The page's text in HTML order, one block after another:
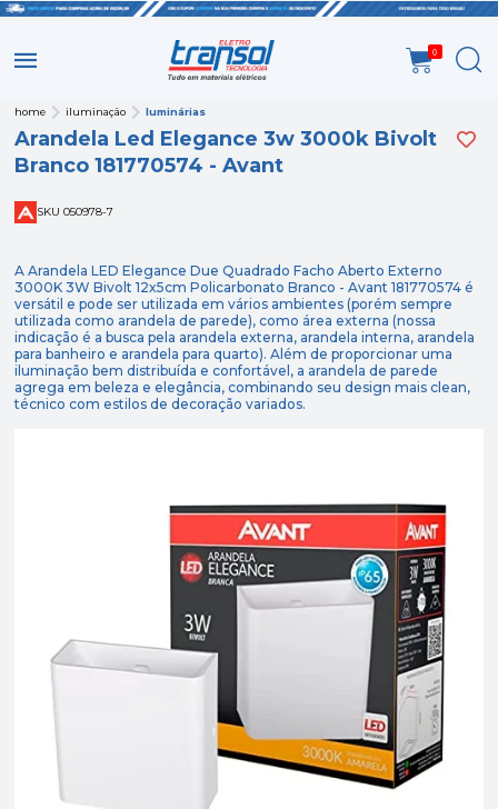
0
home iluminação luminárias
Arandela Led Elegance 3w 3000k Bivolt
Branco 181770574 - Avant
SKU 050978-7
A Arandela LED Elegance Due Quadrado Facho Aberto Externo
3000K 3W Bivolt 12x5cm Policarbonato Branco - Avant 181770574 é
versátil e pode ser utilizada em vários ambientes (porém sempre
utilizada como arandela de parede), como área externa (nossa
indicação é a busca pela arandela externa, arandela interna, arandela
para banheiro e arandela para quarto). Além de proporcionar uma
iluminação bem distribuída e confortável, a arandela de parede
agrega em beleza e elegância, combinando seu design mais clean,
técnico com estilos de decoração variados.